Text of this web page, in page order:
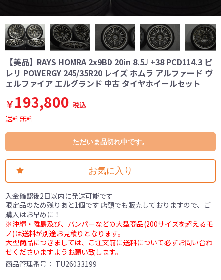
【美品】RAYS HOMRA 2x9BD 20in 8.5J +38 PCD114.3 ピ
レリ POWERGY 245/35R20 レイズ ホムラ アルファード ヴ
ェルファイア エルグランド 中古 タイヤホイールセット
￥193,800 税込
送料無料
ただいま品切れ中です。
お気に入り
入金確認後2日以内に発送可能です
限定品のため残りあと1個です 店頭でも販売しておりますので、ご
購入はお早めに！
※沖縄・離島及び、バンパーなどの大型商品(200サイズを超えるモ
ノ)は送料が別途お見積りとなります。
大型商品につきましては、ご注文前に送料について必ずお問い合わ
せくださいますようお願い致します。
商品管理番号： TU26033199